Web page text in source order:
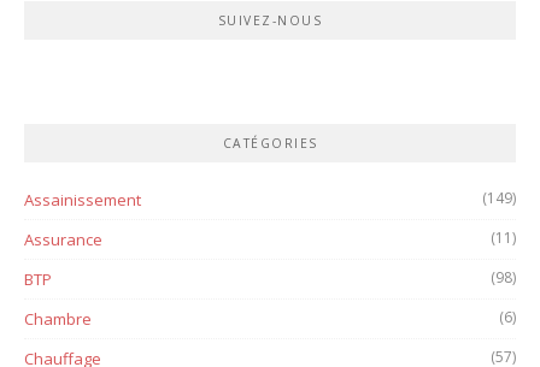
SUIVEZ-NOUS
CATÉGORIES
Assainissement (149)
Assurance (11)
BTP (98)
Chambre (6)
Chauffage (57)